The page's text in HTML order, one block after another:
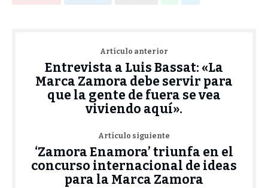
Artículo anterior
Entrevista a Luis Bassat: «La
Marca Zamora debe servir para
que la gente de fuera se vea
viviendo aquí».
Artículo siguiente
‘Zamora Enamora’ triunfa en el
concurso internacional de ideas
para la Marca Zamora